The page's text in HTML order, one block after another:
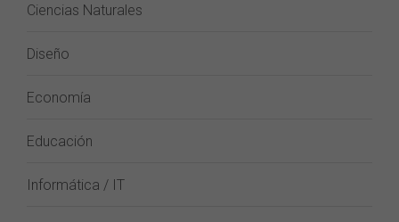
Ciencias Naturales
Diseño
Economía
Educación
Informática / IT